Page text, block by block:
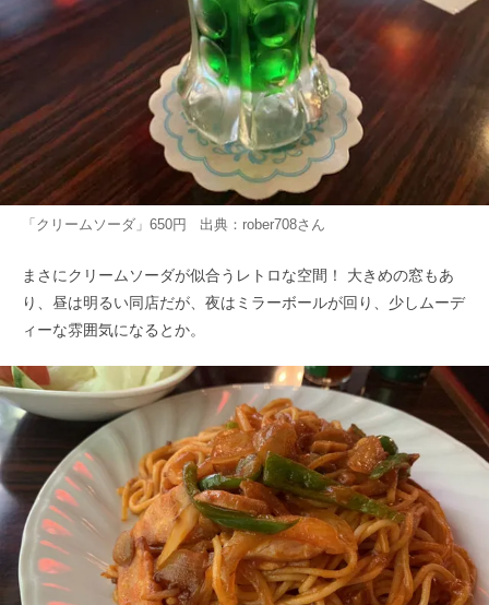
「クリームソーダ」650円 出典： rober708さん
まさにクリームソーダが似合うレトロな空間！ 大きめの窓もあ
り、昼は明るい同店だが、夜はミラーボールが回り、少しムーデ
ィーな雰囲気になるとか。